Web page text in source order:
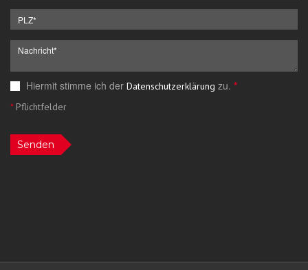
Hiermit stimme ich der Datenschutzerklärung zu. *
*Pflichtfelder
Senden